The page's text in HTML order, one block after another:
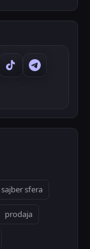
sajber sfera
prodaja